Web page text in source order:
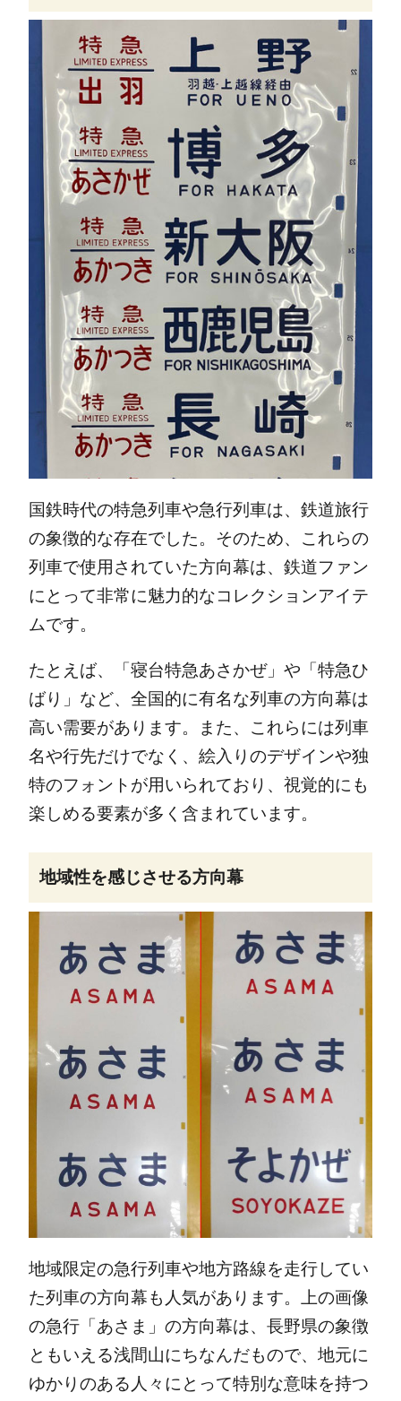
国鉄時代の特急列車や急行列車は、鉄道旅行
の象徴的な存在でした。そのため、これらの
列車で使用されていた方向幕は、鉄道ファン
にとって非常に魅力的なコレクションアイテ
ムです。
たとえば、「寝台特急あさかぜ」や「特急ひ
ばり」など、全国的に有名な列車の方向幕は
高い需要があります。また、これらには列車
名や行先だけでなく、絵入りのデザインや独
特のフォントが用いられており、視覚的にも
楽しめる要素が多く含まれています。
地域性を感じさせる方向幕
地域限定の急行列車や地方路線を走行してい
た列車の方向幕も人気があります。上の画像
の急行「あさま」の方向幕は、長野県の象徴
ともいえる浅間山にちなんだもので、地元に
ゆかりのある人々にとって特別な意味を持つ